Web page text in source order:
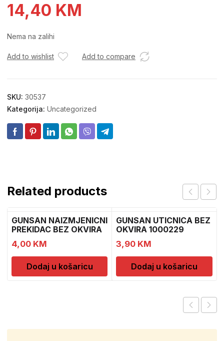
14,40 KM
Nema na zalihi
Add to wishlist Add to compare
SKU: 30537
Kategorija: Uncategorized
Related products
GUNSAN NAIZMJENICNI
PREKIDAC BEZ OKVIRA
4,00 KM
Dodaj u košaricu
GUNSAN UTICNICA BEZ
OKVIRA 1000229
3,90 KM
Dodaj u košaricu